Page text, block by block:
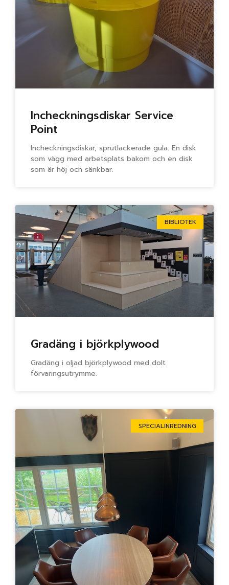
Incheckningsdiskar Service
Point
Incheckningsdiskar, sprutlackerade gula. En disk
som vägg med arbetsplats bakom och en disk
som är höj och sänkbar.
BIBLIOTEK
Gradäng i björkplywood
Gradäng i oljad björkplywood med dolt
förvaringsutrymme.
SPECIALINREDNING